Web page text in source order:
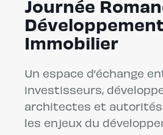
Journée
Développement
Immobilier
Un espace d’échange
investisseurs,
architectes et
les enjeux du